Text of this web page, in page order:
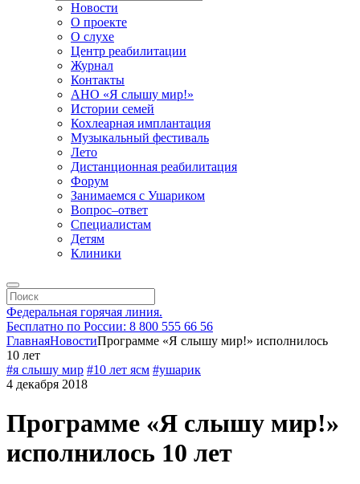
Новости
О проекте
О слухе
Центр реабилитации
Журнал
Контакты
АНО «Я слышу мир!»
Истории семей
Кохлеарная имплантация
Музыкальный фестиваль
Лето
Дистанционная реабилитация
Форум
Занимаемся с Ушариком
Вопрос–ответ
Специалистам
Детям
Клиники
Федеральная горячая линия.
Бесплатно по России: 8 800 555 66 56
ГлавнаяНовостиПрограмме «Я слышу мир!» исполнилось
10 лет
#я слышу мир #10 лет ясм #ушарик
4 декабря 2018
Программе «Я слышу мир!»
исполнилось 10 лет